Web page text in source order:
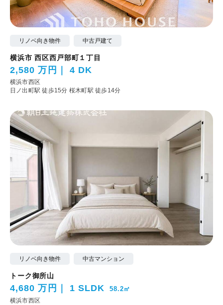
リノベ向き物件 中古戸建て
横浜市 西区西戸部町１丁目
2,580 万円 4 DK
横浜市西区
日ノ出町駅 徒歩15分 桜木町駅 徒歩14分
リノベ向き物件 中古マンション
トーク御所山
4,680 万円 1 SLDK 58.2㎡
横浜市西区